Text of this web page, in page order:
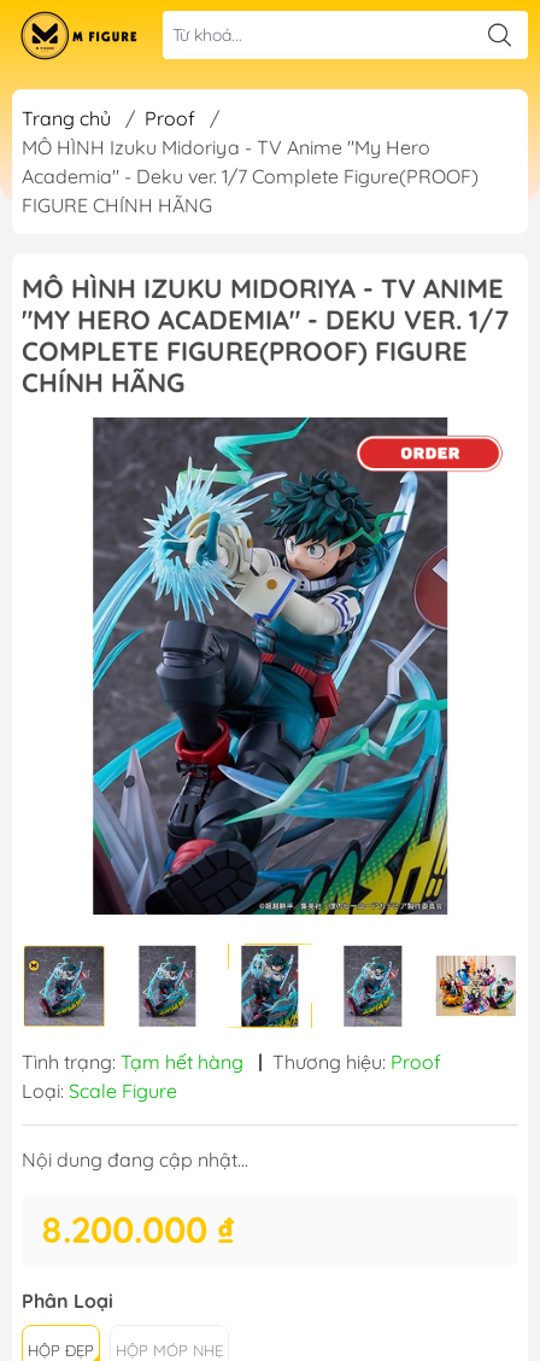
Trang chủ / Proof
/
MÔ HÌNH Izuku Midoriya - TV Anime "My Hero
Academia" - Deku ver. 1/7 Complete Figure(PROOF)
FIGURE CHÍNH HÃNG
MÔ HÌNH IZUKU MIDORIYA - TV ANIME
"MY HERO ACADEMIA" - DEKU VER. 1/7
COMPLETE FIGURE(PROOF) FIGURE
CHÍNH HÃNG
Tình trạng: Tạm hết hàng | Thương hiệu: Proof
Loại: Scale Figure
Nội dung đang cập nhật...
8.200.000 ₫
Phân Loại
HỘP ĐẸP HỘP MÓP NHẸ